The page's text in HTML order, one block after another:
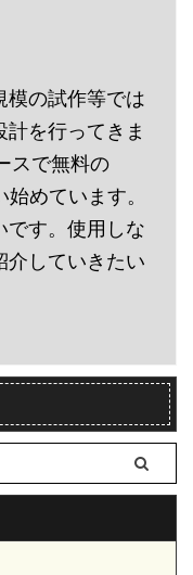
な手順で作成でき
ていきましょう。
トプリントのライブ
成 最初に自分が作
ットプリントを保
為のライブラリを
ます。 プロジェク
で「フッ ...
模の試作等では
計を行ってきま
スで無料の
めています。
です。使用しな
介していきたい